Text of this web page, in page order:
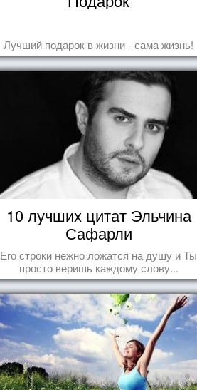
Лучший подарок в жизни - сама жизнь!
10 лучших цитат Эльчина
Сафарли
Его строки нежно ложатся на душу и Ты
просто веришь каждому слову...